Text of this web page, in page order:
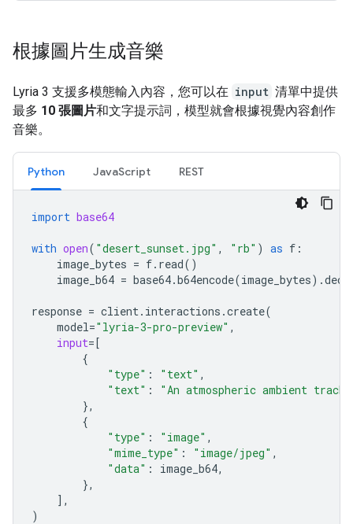
根據圖片生成音樂
Lyria 3 支援多模態輸入內容，您可以在 input 清單中提供
最多 10 張圖片和文字提示詞，模型就會根據視覺內容創作
音樂。
Python JavaScript REST
import base64
with open( "desert_sunset.jpg" , "rb" ) as f :
image_bytes = f. read()
image_b64 = base64.b64encode(image_bytes) .
response = client. interactions .create(
model="lyria-3-pro-preview" ,
input=[
{
"type" : "text" ,
"text" :
"An atmospheric ambient
},
{
"type" : "image" ,
"mime_type" : "image/jpeg" ,
"data" : image_b64,
},
],
)